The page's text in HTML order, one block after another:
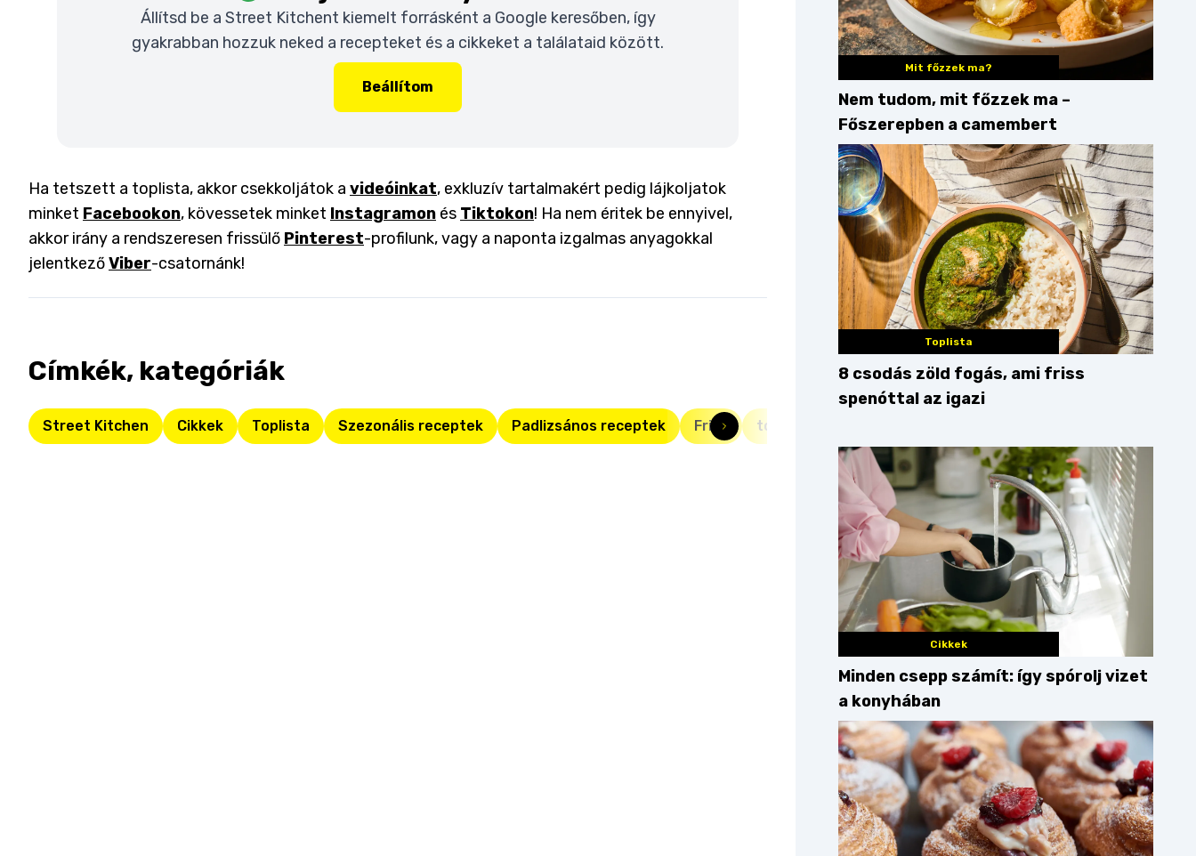
Állítsd be a Street Kitchent kiemelt forrásként a Google keresőben, így
gyakrabban hozzuk neked a recepteket és a cikkeket a találataid között.
Beállítom
Ha tetszett a toplista, akkor csekkoljátok a videóinkat, exkluzív tartalmakért pedig lájkoljatok
minket Facebookon, kövessetek minket Instagramon és Tiktokon! Ha nem éritek be ennyivel,
akkor irány a rendszeresen frissülő Pinterest-profilunk, vagy a naponta izgalmas anyagokkal
jelentkezőViber-csatornánk!
Címkék, kategóriák
Street Kitchen Cikkek Toplista Szezonális receptek Padlizsános receptek Friss toplista
Mit főzzek ma?
Nem tudom, mit főzzek ma –
Főszerepben a camembert
Toplista
8 csodás zöld fogás, ami friss
spenóttal az igazi
Cikkek
Minden csepp számít: így spórolj vizet
a konyhában